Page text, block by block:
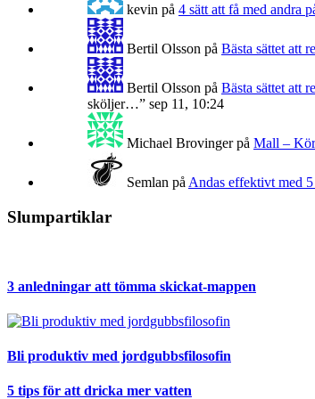
kevin på 4 sätt att få med andra
Bertil Olsson på Bästa sättet att
Bertil Olsson på Bästa sättet att
sköljer…” sep 11, 10:24
Michael Brovingerpå Mall –
Semlan på Andas effektivt med
Slumpartiklar
3 anledningar att tömma skickat-mappen
Bli produktiv med jordgubbsfilosofin
5 tips för att dricka mer vatten